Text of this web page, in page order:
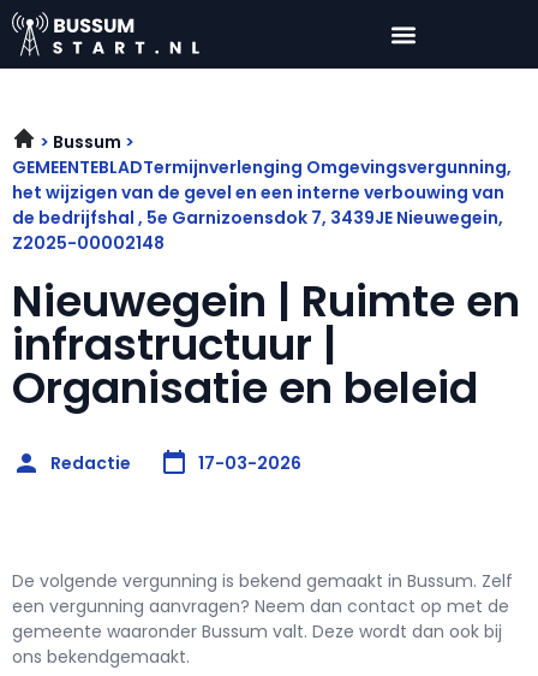
Bussum
GEMEENTEBLADTermijnverlenging Omgevingsvergunning,
het wijzigen van de gevel en een interne verbouwing van
de bedrijfshal , 5e Garnizoensdok 7, 3439JE Nieuwegein,
Z2025-00002148
Nieuwegein | Ruimte en
infrastructuur |
Organisatie en beleid
Redactie 17-03-2026
De volgende vergunning is bekend gemaakt in Bussum. Zelf
een vergunning aanvragen? Neem dan contact op met de
gemeente waaronder Bussum valt. Deze wordt dan ook bij
ons bekendgemaakt.